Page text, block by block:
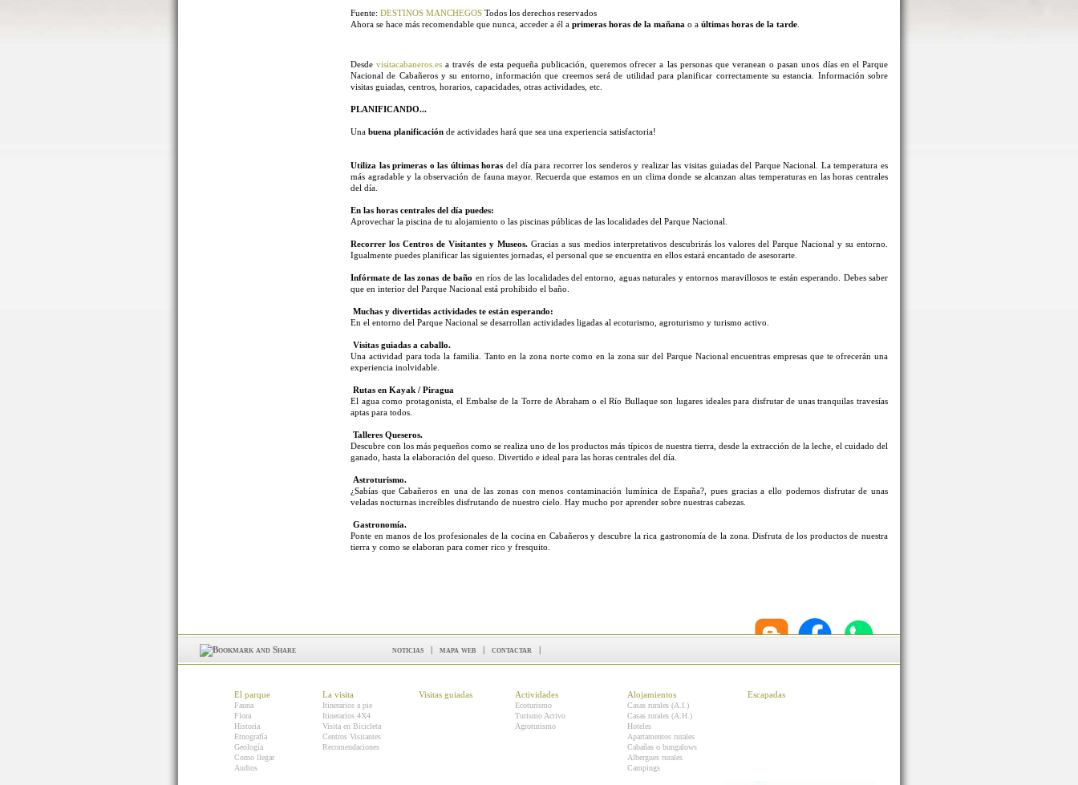
Fuente: DESTINOS MANCHEGOS Todos los derechos reservados
Ahora se hace más recomendable que nunca, acceder a él a primeras horas de la mañana o a últimas horas de la tarde
Desdevisitacabaneros.es a través de esta pequeña publicación, queremos ofrecer a las personas que veranean o pasan unos días en el Parque
Nacional de Cabañeros y su entorno, información que creemos será de utilidad para planificar correctamente su estancia. Información sobre
visitas guiadas, centros, horarios, capacidades, otras actividades, etc.
PLANIFICANDO...
Una buena planificación de actividades hará que sea una experiencia satisfactoria!
Utiliza las primeras o las últimas horas del día para recorrer los senderos y realizar las visitas guiadas del Parque Nacional. La temperatura es
más agradable y la observación de fauna mayor. Recuerda que estamos en un clima donde se alcanzan altas temperaturas en las horas centrales
del día.
En las horas centrales del día puedes:
Aprovechar la piscina de tu alojamiento o las piscinas públicas de las localidades del Parque Nacional.
Recorrer los Centros de Visitantes y Museos. Gracias a sus medios interpretativos descubrirás los valores del Parque Nacional y su entorno.
Igualmente puedes planificar las siguientes jornadas, el personal que se encuentra en ellos estará encantado de asesorarte.
Infórmate de las zonas de baño en ríos de las localidades del entorno, aguas naturales y entornos maravillosos te están esperando. Debes saber
que en interior del Parque Nacional está prohibido el baño.
Muchas y divertidas actividades te están esperando:
En el entorno del Parque Nacional se desarrollan actividades ligadas al ecoturismo, agroturismo y turismo activo.
Visitas guiadas a caballo.
Una actividad para toda la familia. Tanto en la zona norte como en la zona sur del Parque Nacional encuentras empresas que te ofrecerán una
experiencia inolvidable.
Rutas en Kayak / Piragua
El agua como protagonista, el Embalse de la Torre de Abraham o el Río Bullaque son lugares ideales para disfrutar de unas tranquilas travesías
aptas para todos.
Talleres Queseros.
Descubre con los más pequeños como se realiza uno de los productos más típicos de nuestra tierra, desde la extracción de la leche, el cuidado del
ganado, hasta la elaboración del queso. Divertido e ideal para las horas centrales del día.
Astroturismo.
¿Sabías que Cabañeros en una de las zonas con menos contaminación lumínica de España?, pues gracias a ello podemos disfrutar de unas
veladas nocturnas increíbles disfrutando de nuestro cielo. Hay mucho por aprender sobre nuestras cabezas.
Gastronomía.
Ponte en manos de los profesionales de la cocina en Cabañeros y descubre la rica gastronomía de la zona. Disfruta de los productos de nuestra
tierra y como se elaboran para comer rico y fresquito.
noticias | mapa web | contactar |
El parque
Fauna
Flora
Historia
Etnografía
Geología
Como llegar
Audios
La visita
Itinerarios a pie
Itinerarios 4X4
Visita en Bicicleta
Centros Visitantes
Recomendaciones
Visitas guiadas Actividades
Ecoturismo
Turismo Activo
Agroturismo
Alojamientos
Casas rurales (A.I.)
Casas rurales (A.H.)
Hoteles
Apartamentos rurales
Cabañas o bungalows
Albergues rurales
Campings
Escapadas